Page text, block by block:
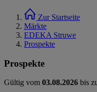
Zur Startseite
Märkte
EDEKA Struwe
Prospekte
Prospekte
Gültig vom 03.08.2026 bis